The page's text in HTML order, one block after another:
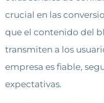
crucial en las
que el contenido del
transmiten a los
empresa es fiable,
expectativas.